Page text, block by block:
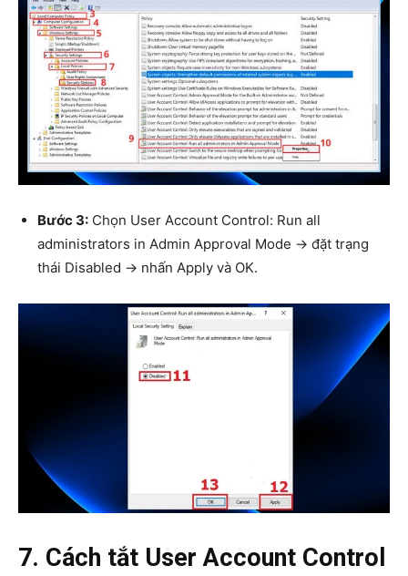
Bước 3: Chọn User Account Control: Run all
administrators in Admin Approval Mode → đặt trạng
thái Disabled → nhấn Apply và OK.
7. Cách tắt User Account Control